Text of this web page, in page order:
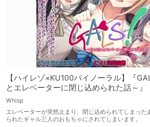
【ハイレゾ×KU100バイノーラル】『
とエレベーターに閉じ込められた話～』
Whisp
エレベーターが突然止まり、閉じ込められてしまった
られたギャル三人のおもちゃにされてしまいます。